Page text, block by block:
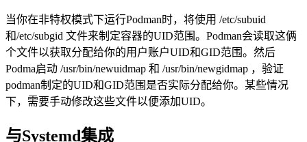
当你在非特权模式下运行Podman时，将使用 /etc/subuid
和/etc/subgid 文件来制定容器的UID范围。Podman会读取这俩
个文件以获取分配给你的用户账户UID和GID范围。然后
Podma启动 /usr/bin/newuidmap 和 /usr/bin/newgidmap ，验证
podman制定的UID和GID范围是否实际分配给你。某些情况
下，需要手动修改这些文件以便添加UID。
与Systemd集成